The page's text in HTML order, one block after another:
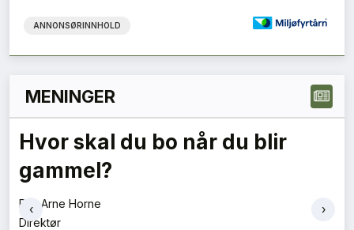
ANNONSØRINNHOLD
MENINGER
Hvor skal du bo når du blir
gammel?
Per-Arne Horne
Direktør
‹ ›